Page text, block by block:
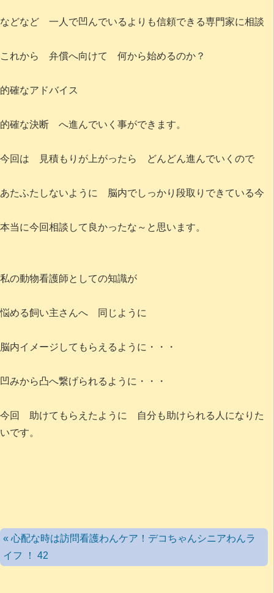
などなど 一人で凹んでいるよりも信頼できる専門家に相談
これから 弁償へ向けて 何から始めるのか？
的確なアドバイス
的確な決断 へ進んでいく事ができます。
今回は 見積もりが上がったら どんどん進んでいくので
あたふたしないように 脳内でしっかり段取りできている今
本当に今回相談して良かったな～と思います。
私の動物看護師としての知識が
悩める飼い主さんへ 同じように
脳内イメージしてもらえるように・・・
凹みから凸へ繋げられるように・・・
今回 助けてもらえたように 自分も助けられる人になりた
いです。
« 心配な時は訪問看護わんケア！デコちゃんシニアわんラ
イフ ！ 42